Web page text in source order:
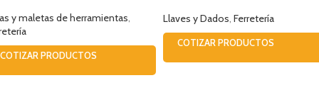
y maletas de herramientas,
COTIZAR PRODUCTOS
Llaves y Dados, Ferretería
COTIZAR PRODUCTOS